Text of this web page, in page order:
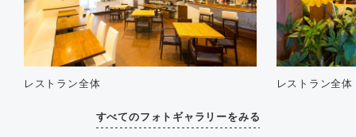
レストラン全体 レストラン全体
すべてのフォトギャラリーをみる